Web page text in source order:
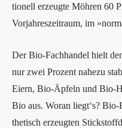
tio­nell erzeug­te Möh­ren 60
Vor­jah­res­zeit­raum, im
Der Bio-Fach­han­del hielt
nur zwei Pro­zent ­nahe­zu
Eiern, Bio-Äpfeln und Bio-
Bio aus. Wor­an liegt‘s?
the­tisch erzeug­ten